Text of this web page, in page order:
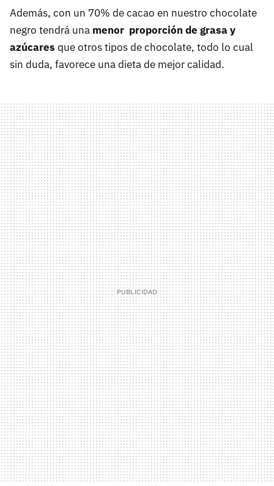
Además, con un 70% de cacao en nuestro chocolate
negro tendrá una menor proporción de grasa y
azúcares que otros tipos de chocolate, todo lo cual
sin duda, favorece una dieta de mejor calidad.